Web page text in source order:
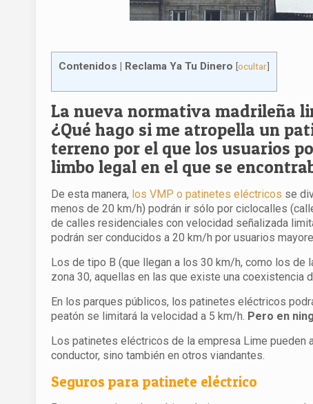
Contenidos | Reclama Ya Tu Dinero [ocultar]
La nueva normativa madrileña
¿Qué hago si me atropella un
terreno por el que los usuarios
limbo legal en el que se
De esta manera, los VMP o patinetes eléctricos se
menos de 20 km/h) podrán ir sólo por ciclocalles
de calles residenciales con velocidad señalizada
podrán ser conducidos a 20 km/h por usuarios
Los de tipo B (que llegan a los 30 km/h, como los de
zona 30, aquellas en las que existe una coexistencia
En los parques públicos, los patinetes eléctricos
peatón se limitará la velocidad a 5 km/h. Pero en
Los patinetes eléctricos de la empresa Lime pueden
conductor, sino también en otros viandantes.
Seguros para patinete eléctrico